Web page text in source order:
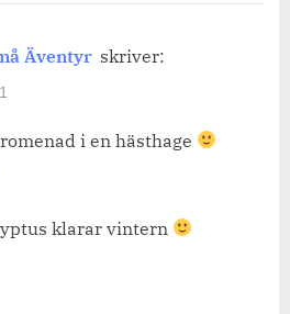
Äventyr skriver:
i en hästhage
klarar vintern